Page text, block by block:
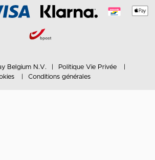
Belgium N.V.
Politique Vie Privée
Conditions générales